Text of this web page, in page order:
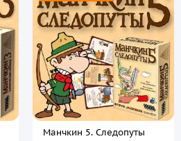
Манчкин 5. Следопуты